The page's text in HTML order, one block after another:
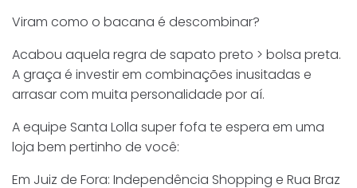
Viram como o bacana é descombinar?
Acabou aquela regra de sapato preto > bolsa preta.
A graça é investir em combinações inusitadas e
arrasar com muita personalidade por aí.
A equipe Santa Lolla super fofa te espera em uma
loja bem pertinho de você:
Em Juiz de Fora: Independência Shopping e Rua Braz